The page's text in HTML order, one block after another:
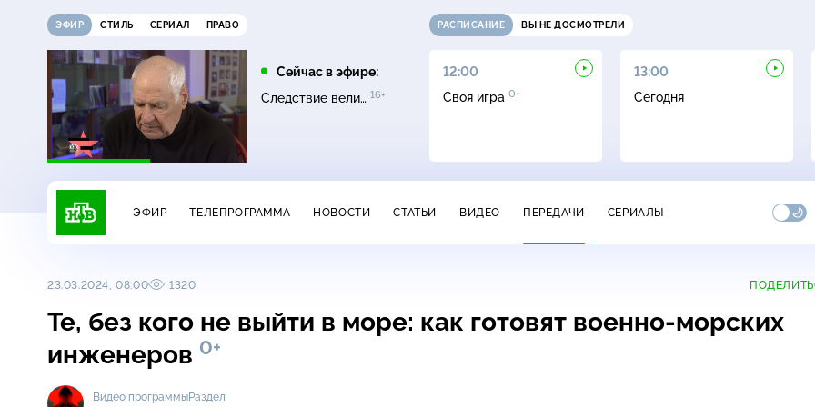
ЭФИР СТИЛЬ СЕРИАЛ ПРАВО
Сейчас в эфире:
Следствие вели… 16+
РАСПИСАНИЕ ВЫ НЕ ДОСМОТРЕЛИ
10:00
Сатья
11:00
Основано на реальных
12:00
Своя игра 0+
13:00
Сегодня
ЭФИР ТЕЛЕПРОГРАММА НОВОСТИ СТАТЬИ ВИДЕО ПЕРЕДАЧИ СЕРИАЛЫ
23.03.2024, 08:00 1320
Те, без кого не выйти в море: как готовят военно-морских
инженеров 0+
Видео программыРаздел